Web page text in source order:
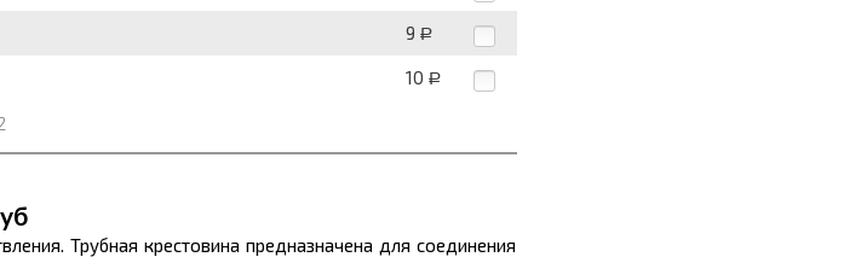
9 Р
10 Р
Трубная крестовина предназначена для соединения